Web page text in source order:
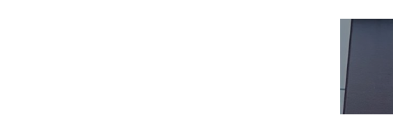
Nawigacja
wpisu